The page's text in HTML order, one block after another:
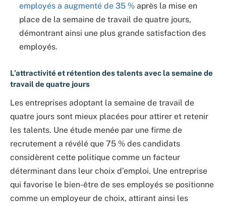
employés a augmenté de 35 % après la mise en
place de la semaine de travail de quatre jours,
démontrant ainsi une plus grande satisfaction des
employés.
L’attractivité et rétention des talents avec la semaine de
travail de quatre jours
Les entreprises adoptant la semaine de travail de
quatre jours sont mieux placées pour attirer et retenir
les talents. Une étude menée par une firme de
recrutement a révélé que 75 % des candidats
considèrent cette politique comme un facteur
déterminant dans leur choix d’emploi. Une entreprise
qui favorise le bien-être de ses employés se positionne
comme un employeur de choix, attirant ainsi les